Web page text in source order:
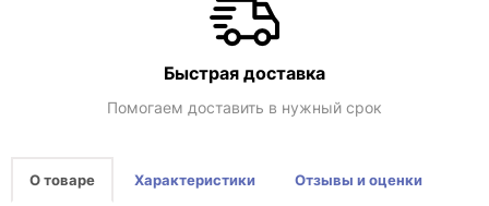
Быстрая доставка
Помогаем доставить в нужный срок
О товаре Характеристики Отзывы и оценки